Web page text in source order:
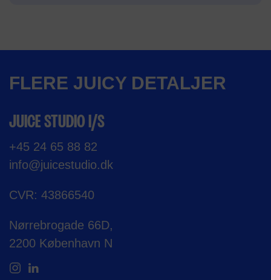
FLERE JUICY DETALJER
JUICE STUDIO I/S
+45 24 65 88 82
info@juicestudio.dk
CVR: 43866540
Nørrebrogade 66D,
2200 København N